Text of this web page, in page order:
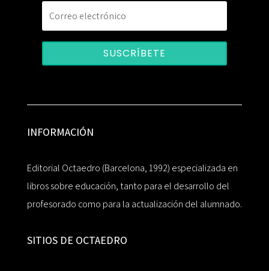
SUSCRÍBETE
INFORMACIÓN
Editorial Octaedro (Barcelona, 1992) especializada en
libros sobre educación, tanto para el desarrollo del
profesorado como para la actualización del alumnado.
SITIOS DE OCTAEDRO